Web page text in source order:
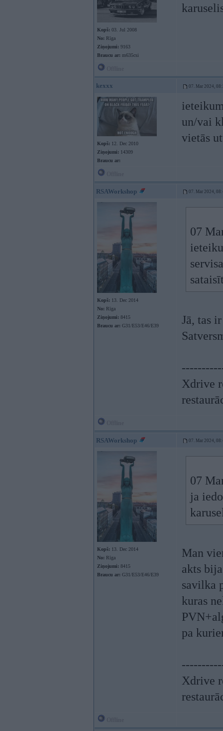
Kopš: 03. Jul 2008
No: Rīga
Ziņojumi: 9163
Braucu ar: m635csi
kexxx 07. Mar 2024,
Kopš: 12. Dec 2010
Ziņojumi: 14309
Braucu ar:
un/vai
vietās
RSAWorkshop 07. Mar 2024,
Kopš: 13. Dec 2014
No: Rīga
Ziņojumi: 8415
Braucu ar: G31/E53/E46/E39
07
Jā, tas
Xdrive
RSAWorkshop 07. Mar 2024,
Kopš: 13. Dec 2014
No: Rīga
Ziņojumi: 8415
Braucu ar: G31/E53/E46/E39
07
ja
Man
akts
savilka
kuras
pa
Xdrive